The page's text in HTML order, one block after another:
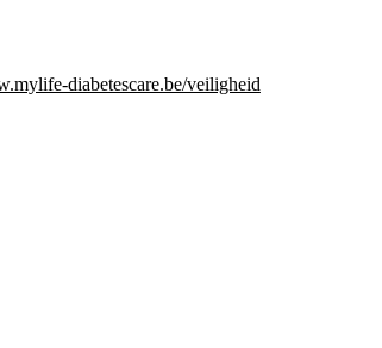
diabetescare.be/veiligheid